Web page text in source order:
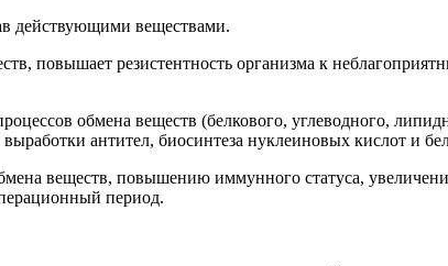
действующими веществами.
повышает резистентность организма к
обмена веществ (белкового, углеводного,
антител, биосинтеза нуклеиновых кислот и
веществ, повышению иммунного статуса,
период.